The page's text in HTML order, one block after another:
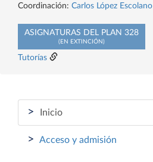
Coordinación: Carlos López Escolano
ASIGNATURAS DEL PLAN 328
(EN EXTINCIÓN)
Tutorías
> Inicio
> Acceso y admisión